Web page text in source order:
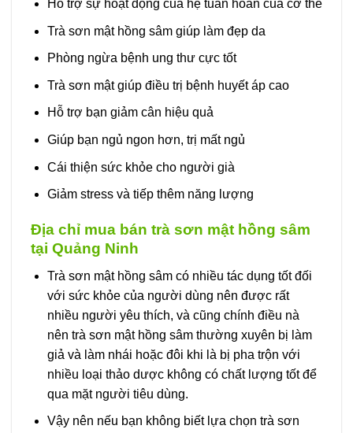
Hỗ trợ sự hoạt động của hệ tuần hoàn của cơ thể
Trà sơn mật hồng sâm giúp làm đẹp da
Phòng ngừa bệnh ung thư cực tốt
Trà sơn mật giúp điều trị bệnh huyết áp cao
Hỗ trợ bạn giảm cân hiệu quả
Giúp bạn ngủ ngon hơn, trị mất ngủ
Cái thiện sức khỏe cho người già
Giảm stress và tiếp thêm năng lượng
Địa chỉ mua bán trà sơn mật hồng sâm
tại Quảng Ninh
Trà sơn mật hồng sâm có nhiều tác dụng tốt đối
với sức khỏe của người dùng nên được rất
nhiều người yêu thích, và cũng chính điều nà
nên trà sơn mật hồng sâm thường xuyên bị làm
giả và làm nhái hoặc đôi khi là bị pha trộn với
nhiều loại thảo dược không có chất lượng tốt để
qua mặt người tiêu dùng.
Vậy nên nếu bạn không biết lựa chọn trà sơn